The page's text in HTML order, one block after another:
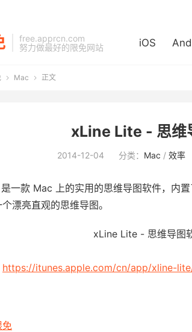
free.apprcn.com
努力做最好的限免网站
iOS
 Mac  正文
xLine Lite - 思维
2014-12-04 分类： Mac / 效率
是一款 Mac 上的实用的思维导图软件，内
漂亮直观的思维导图。
https://itunes.apple.com/cn/app/xline-
免